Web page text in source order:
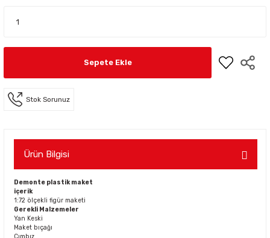
Sepete Ekle
Stok Sorunuz
Ürün Bilgisi
Demonte plastik maket
içerik
1:72 ölçekli figür maketi
Gerekli Malzemeler
Yan Keski
Maket bıçağı